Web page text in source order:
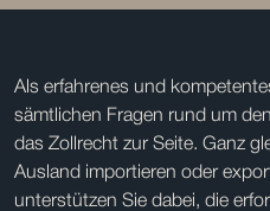
Als erfahrenes und
sämtlichen Fragen rund um
das Zollrecht zur Seite. Ganz
Ausland importieren oder
unterstützen Sie dabei, die